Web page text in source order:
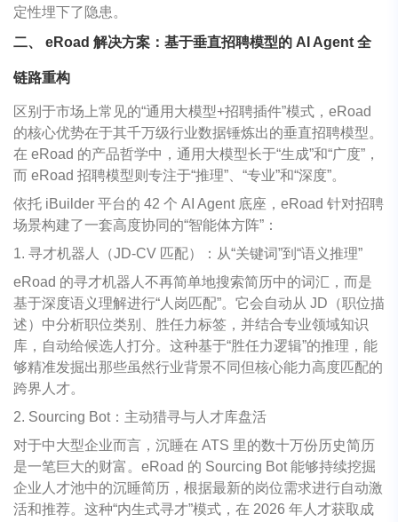
定性埋下了隐患。
二、 eRoad 解决方案：基于垂直招聘模型的 AI Agent 全
链路重构
区别于市场上常见的“通用大模型+招聘插件”模式，eRoad
的核心优势在于其千万级行业数据锤炼出的垂直招聘模型。
在 eRoad 的产品哲学中，通用大模型长于“生成”和“广度”，
而 eRoad 招聘模型则专注于“推理”、“专业”和“深度”。
依托 iBuilder 平台的 42 个 AI Agent 底座，eRoad 针对招聘
场景构建了一套高度协同的“智能体方阵”：
1. 寻才机器人（JD-CV 匹配）：从“关键词”到“语义推理”
eRoad 的寻才机器人不再简单地搜索简历中的词汇，而是
基于深度语义理解进行“人岗匹配”。它会自动从 JD（职位描
述）中分析职位类别、胜任力标签，并结合专业领域知识
库，自动给候选人打分。这种基于“胜任力逻辑”的推理，能
够精准发掘出那些虽然行业背景不同但核心能力高度匹配的
跨界人才。
2. Sourcing Bot：主动猎寻与人才库盘活
对于中大型企业而言，沉睡在 ATS 里的数十万份历史简历
是一笔巨大的财富。eRoad 的 Sourcing Bot 能够持续挖掘
企业人才池中的沉睡简历，根据最新的岗位需求进行自动激
活和推荐。这种“内生式寻才”模式，在 2026 年人才获取成